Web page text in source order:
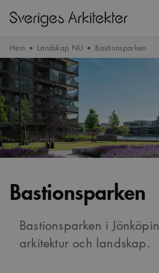
Hem Landskap NU Bastionsparken
Bastionsparken
Bastionsparken i
arkitektur och landskap.